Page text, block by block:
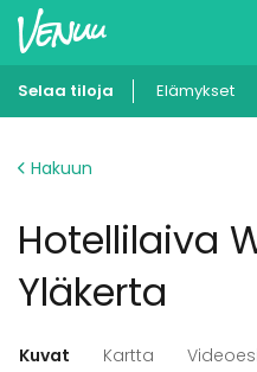
Selaa tiloja Elämykset
Hakuun
Hotellilaiva
Yläkerta
Kuvat Kartta